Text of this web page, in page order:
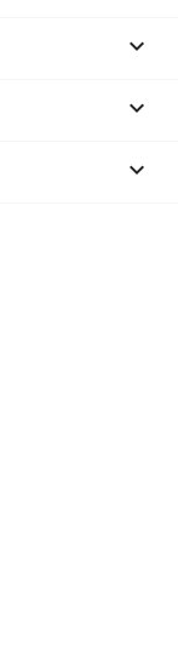


keyboard_arrow_down